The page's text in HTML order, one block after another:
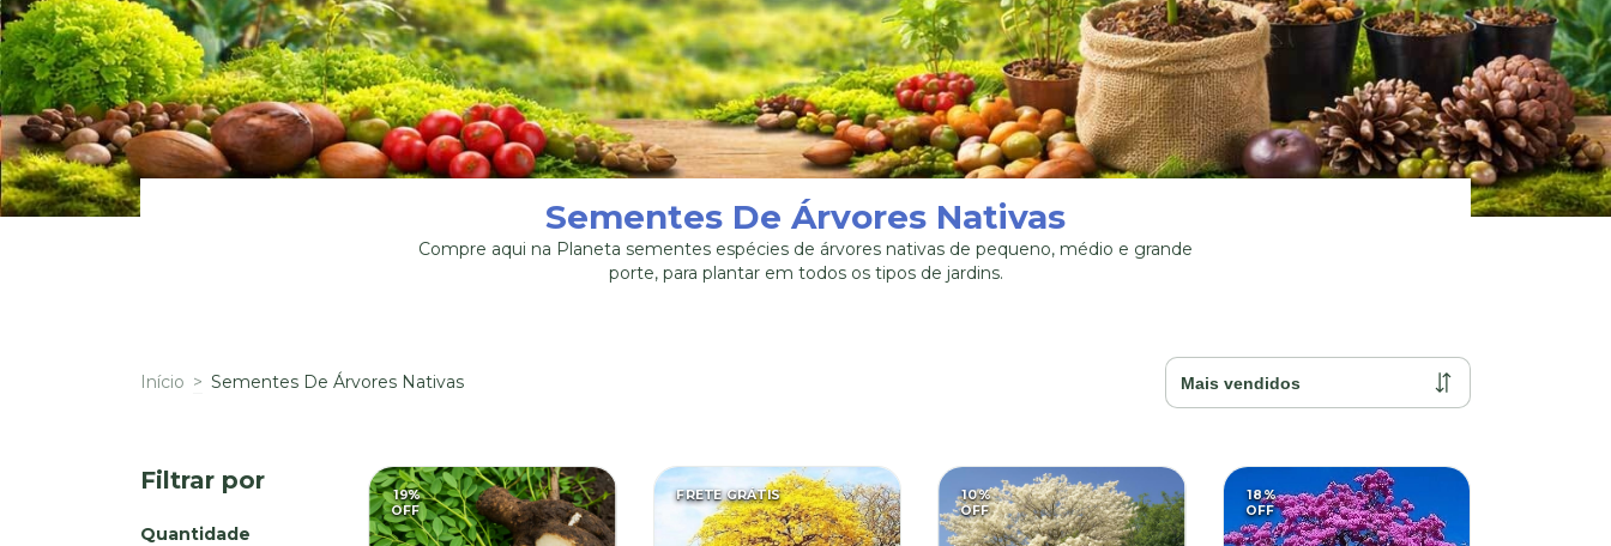
Sementes De Árvores Nativas
Compre aqui na Planeta sementes espécies de árvores nativas de pequeno, médio e grande
porte, para plantar em todos os tipos de jardins.
Início > Sementes De Árvores Nativas
Filtrar por
Quantidade
19%
OFF
FRETE GRÁTIS 10%
OFF
18%
OFF